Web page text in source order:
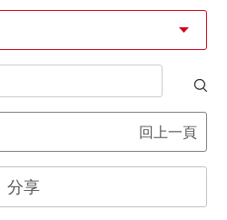
回上一頁
分享